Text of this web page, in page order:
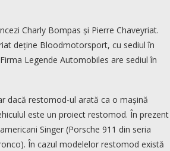
Charly Bompas și Pierre Chaveyriat.
deține Bloodmotorsport, cu sediul în
Legende Automobiles are sediul în
dacă restomod-ul arată ca o mașină
este un proiect restomod. În prezent
Singer (Porsche 911 din seria
În cazul modelelor restomod există